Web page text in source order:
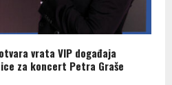
vrata VIP događaja
za koncert Petra Graše